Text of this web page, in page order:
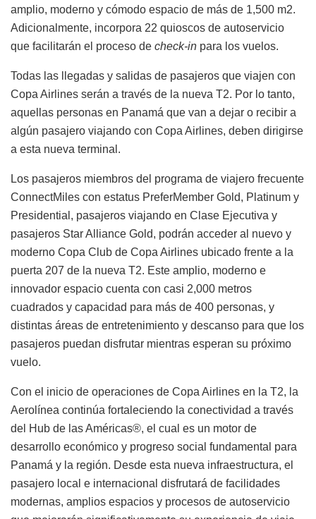
amplio, moderno y cómodo espacio de más de 1,500 m2.
Adicionalmente, incorpora 22 quioscos de autoservicio
que facilitarán el proceso de check-in para los vuelos.
Todas las llegadas y salidas de pasajeros que viajen con
Copa Airlines serán a través de la nueva T2. Por lo tanto,
aquellas personas en Panamá que van a dejar o recibir a
algún pasajero viajando con Copa Airlines, deben dirigirse
a esta nueva terminal.
Los pasajeros miembros del programa de viajero frecuente
ConnectMiles con estatus PreferMember Gold, Platinum y
Presidential, pasajeros viajando en Clase Ejecutiva y
pasajeros Star Alliance Gold, podrán acceder al nuevo y
moderno Copa Club de Copa Airlines ubicado frente a la
puerta 207 de la nueva T2. Este amplio, moderno e
innovador espacio cuenta con casi 2,000 metros
cuadrados y capacidad para más de 400 personas, y
distintas áreas de entretenimiento y descanso para que los
pasajeros puedan disfrutar mientras esperan su próximo
vuelo.
Con el inicio de operaciones de Copa Airlines en la T2, la
Aerolínea continúa fortaleciendo la conectividad a través
del Hub de las Américas®, el cual es un motor de
desarrollo económico y progreso social fundamental para
Panamá y la región. Desde esta nueva infraestructura, el
pasajero local e internacional disfrutará de facilidades
modernas, amplios espacios y procesos de autoservicio